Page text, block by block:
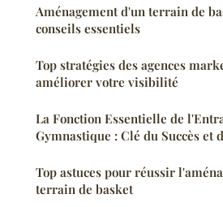
Aménagement d'un terrain de
conseils essentiels
Top stratégies des agences
améliorer votre visibilité
La Fonction Essentielle de
Gymnastique : Clé du Succès et
Top astuces pour réussir
terrain de basket